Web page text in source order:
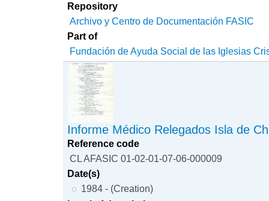
Repository
Archivo y Centro de Documentación FASIC
Part of
Fundación de Ayuda Social de las Iglesias
Informe Médico Relegados Isla de
Reference code
CL AFASIC 01-02-01-07-06-000009
Date(s)
1984 - (Creation)